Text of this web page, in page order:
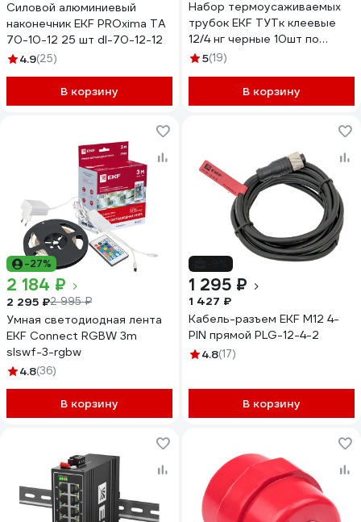
Силовой алюминиевый
наконечник EKF PROxima ТА
70-10-12 25 шт dl-70-12-12
4.9(25)
В корзину
Набор термоусаживаемых
трубок EKF ТУТк клеевые
12/4 нг черные 10шт по
100мм PROxima tut-k-n-12
5(19)
В корзину
-27%
2 184 ₽
2 295 ₽2 995 ₽
Умная светодиодная лента
EKF Connect RGBW 3m
slswf-3-rgbw
4.8(36)
В корзину
1 295 ₽
1 427 ₽
Кабель-разъем EKF М12 4-
PIN прямой PLG-12-4-2
4.8(17)
В корзину